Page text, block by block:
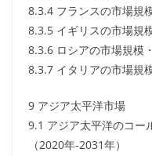
8.3.4 フランスの市場規
8.3.5 イギリスの市場規
8.3.6 ロシアの市場規模
8.3.7 イタリアの市場規
9 アジア太平洋市場
9.1 アジア太平洋のコー
（2020年-2031年）